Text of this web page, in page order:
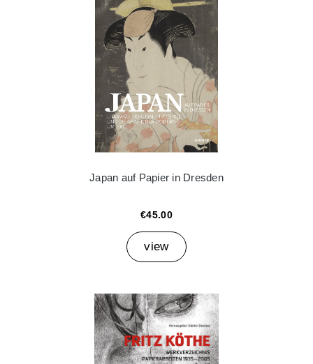
Japan auf Papier in Dresden
€45.00
view